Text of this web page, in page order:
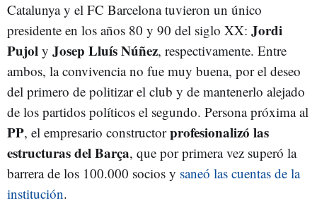
Catalunya y el FC Barcelona tuvieron un único
presidente en los años 80 y 90 del siglo XX: Jordi
Pujol y Josep Lluís Núñez, respectivamente. Entre
ambos, la convivencia no fue muy buena, por el deseo
del primero de politizar el club y de mantenerlo alejado
de los partidos políticos el segundo. Persona próxima al
PP, el empresario constructorprofesionalizó las
estructuras del Barça, que por primera vez superó la
barrera de los 100.000 socios y saneó las cuentas de la
institución.